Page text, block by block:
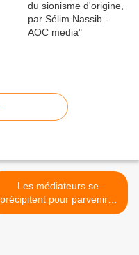
Les médiateurs se
précipitent pour parvenir à
un accord - Jforum.fr >